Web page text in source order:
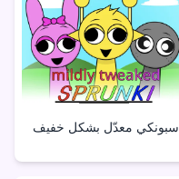
سبونكي معدّل بشكل خفيف